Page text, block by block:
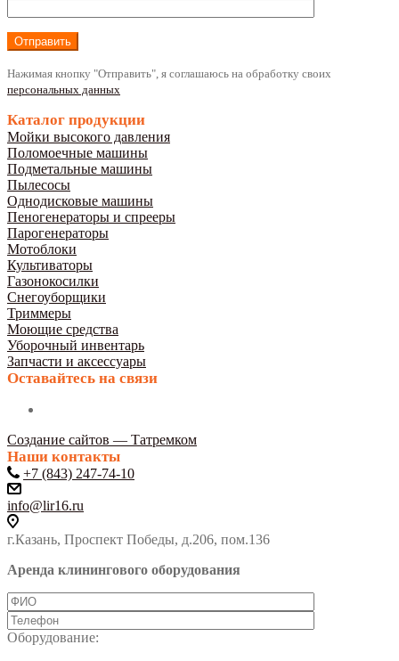
Нажимая кнопку "Отправить", я соглашаюсь на обработку своих
персональных данных
Каталог продукции
Мойки высокого давления
Поломоечные машины
Подметальные машины
Пылесосы
Однодисковые машины
Пеногенераторы и спрееры
Парогенераторы
Мотоблоки
Культиваторы
Газонокосилки
Снегоуборщики
Триммеры
Моющие средства
Уборочный инвентарь
Запчасти и аксессуары
Оставайтесь на связи
Создание сайтов — Татремком
Наши контакты
+7 (843) 247-74-10
info@lir16.ru
г.Казань, Проспект Победы, д.206, пом.136
Аренда клинингового оборудования
Оборудование: